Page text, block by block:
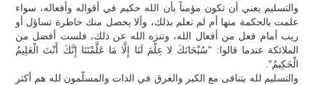
والتسليم يعني أن تكون مؤمناً بأن الله حكيم في أقواله وأفعاله، سواء
علمت بالحكمة منها أم لم تعلم بذلك، وألا يحصل منك خاطرة تساؤل أو
ريب أمام فعل من أفعال الله، وتنزه الله عن ذلك، فلست أفضل من
الملائكة عندما قالوا: "سُبْحَانَكَ لا عِلْمَ لَنَا إِلَّا مَا عَلَّمْتَنَا إِنَّكَ أَنْتَ الْعَلِيمُ
الْحَكِيمُ".
والتسليم لله يتنافى مع الكبر والغرق في الذات والمسلّمون لله هم أكثر